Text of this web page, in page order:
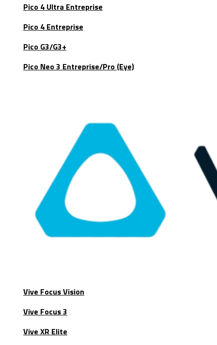
Pico 4 Ultra Entreprise
Pico 4 Entreprise
Pico G3/G3+
Pico Neo 3 Entreprise/Pro (Eye)
Vive Focus Vision
Vive Focus 3
Vive XR Elite